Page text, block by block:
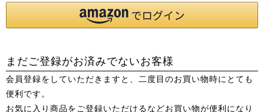
まだご登録がお済みでないお客様
会員登録をしていただきますと、二度目のお買い物時にとても
便利です。
お気に入り商品をご登録いただけるなどお買い物が便利になり